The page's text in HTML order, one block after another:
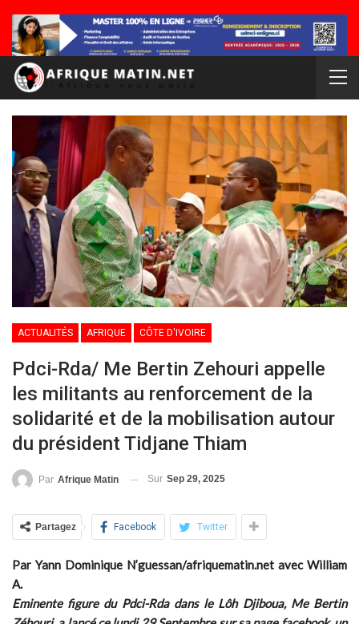
ACTUALITÉS AFRIQUE CÔTE D'IVOIRE
Pdci-Rda/ Me Bertin Zehouri appelle
les militants au renforcement de la
solidarité et de la mobilisation autour
du président Tidjane Thiam
Par Afrique Matin Sur Sep 29, 2025
Partagez Facebook Twitter
Par Yann Dominique N’guessan/afriquematin.net avec William
A.
Eminente figure du Pdci-Rda dans le Lôh Djiboua, Me Bertin